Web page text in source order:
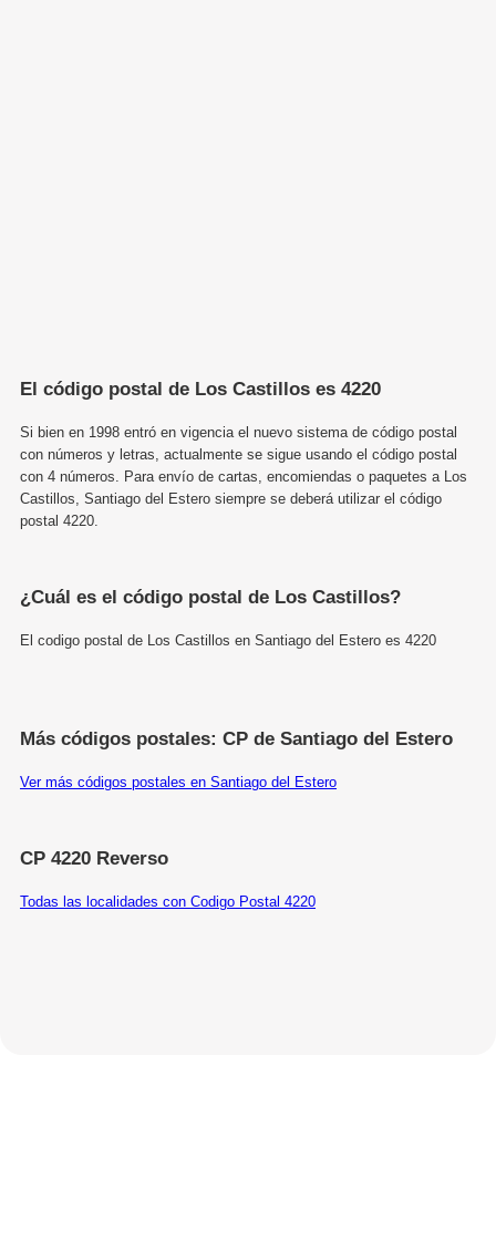
El código postal de Los Castillos es 4220
Si bien en 1998 entró en vigencia el nuevo sistema de código postal
con números y letras, actualmente se sigue usando el código postal
con 4 números. Para envío de cartas, encomiendas o paquetes a Los
Castillos, Santiago del Estero siempre se deberá utilizar el código
postal 4220.
¿Cuál es el código postal de Los Castillos?
El codigo postal de Los Castillos en Santiago del Estero es 4220
Más códigos postales: CP de Santiago del Estero
Ver más códigos postales en Santiago del Estero
CP 4220 Reverso
Todas las localidades con Codigo Postal 4220